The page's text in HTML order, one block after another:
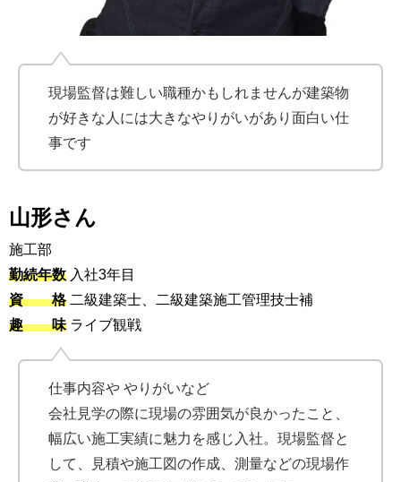
現場監督は難しい職種かもしれませんが建築物
が好きな人には大きなやりがいがあり面白い仕
事です
山形さん
施工部
勤続年数 入社3年目
資 格二級建築士、二級建築施工管理技士補
趣 味 ライブ観戦
仕事内容や やりがいなど
会社見学の際に現場の雰囲気が良かったこと、
幅広い施工実績に魅力を感じ入社。現場監督と
して、見積や施工図の作成、測量などの現場作